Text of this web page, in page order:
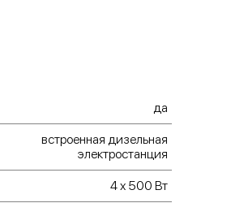
да
встроенная дизельная
электростанция
4 х 500 Вт